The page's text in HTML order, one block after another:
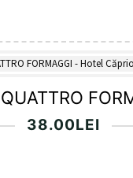
38.00LEI